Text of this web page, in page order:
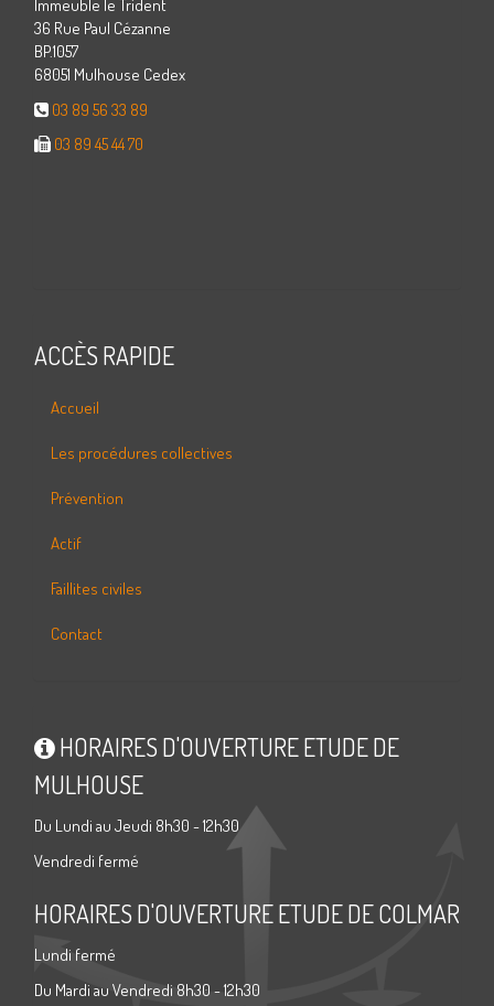
Immeuble le Trident
36 Rue Paul Cézanne
BP.1057
68051 Mulhouse Cedex
03 89 56 33 89
03 89 45 44 70
ACCÈS RAPIDE
Accueil
Les procédures collectives
Prévention
Actif
Faillites civiles
Contact
HORAIRES D'OUVERTURE ETUDE DE
MULHOUSE
Du Lundi au Jeudi 8h30 - 12h30
Vendredi fermé
HORAIRES D'OUVERTURE ETUDE DE COLMAR
Lundi fermé
Du Mardi au Vendredi 8h30 - 12h30